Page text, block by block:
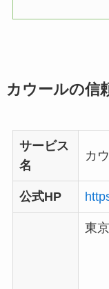
カウールの信
サービス
名
カ
公式HP
東